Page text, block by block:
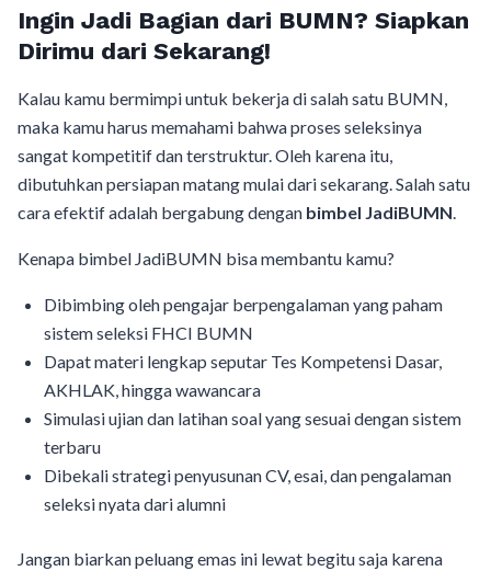
Ingin Jadi Bagian dari BUMN? Siapkan
Dirimu dari Sekarang!
Kalau kamu bermimpi untuk bekerja di salah satu BUMN,
maka kamu harus memahami bahwa proses seleksinya
sangat kompetitif dan terstruktur. Oleh karena itu,
dibutuhkan persiapan matang mulai dari sekarang. Salah satu
cara efektif adalah bergabung dengan bimbel JadiBUMN.
Kenapa bimbel JadiBUMN bisa membantu kamu?
Dibimbing oleh pengajar berpengalaman yang paham
sistem seleksi FHCI BUMN
Dapat materi lengkap seputar Tes Kompetensi Dasar,
AKHLAK, hingga wawancara
Simulasi ujian dan latihan soal yang sesuai dengan sistem
terbaru
Dibekali strategi penyusunan CV, esai, dan pengalaman
seleksi nyata dari alumni
Jangan biarkan peluang emas ini lewat begitu saja karena